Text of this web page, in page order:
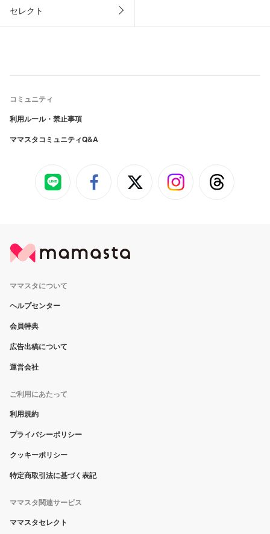
セレクト
コミュニティ
利用ルール・禁止事項
ママスタコミュニティQ&A
ママスタについて
ヘルプセンター
会員特典
広告出稿について
運営会社
ご利用にあたって
利用規約
プライバシーポリシー
クッキーポリシー
特定商取引法に基づく表記
ママスタ関連サービス
ママスタセレクト